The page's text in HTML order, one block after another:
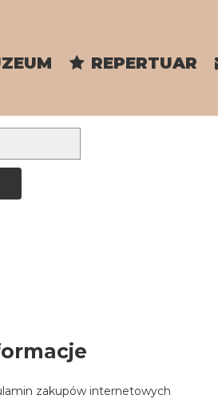
REPERTUAR
zakupów internetowych